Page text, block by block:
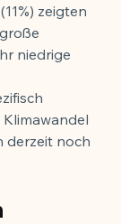
zeigten
niedrige
derzeit noch